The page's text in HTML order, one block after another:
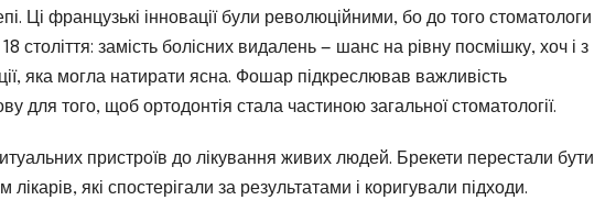
Ці французькі інновації були революційними, бо до того стоматологи
століття: замість болісних видалень — шанс на рівну посмішку, хоч і з
яка могла натирати ясна. Фошар підкреслював важливість
для того, щоб ортодонтія стала частиною загальної стоматології.
пристроїв до лікування живих людей. Брекети перестали бути
які спостерігали за результатами і коригували підходи.